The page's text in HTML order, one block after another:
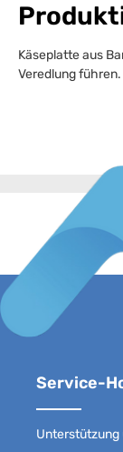
Käseplatte aus
Veredlung führen.
Service-
Unterstützung